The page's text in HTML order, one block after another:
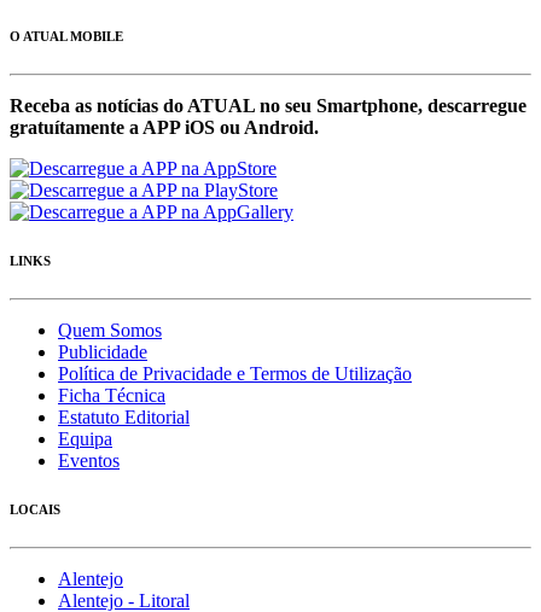
O ATUAL MOBILE
Receba as notícias do ATUAL no seu Smartphone, descarregue
gratuítamente a APP iOS ou Android.
LINKS
Quem Somos
Publicidade
Política de Privacidade e Termos de Utilização
Ficha Técnica
Estatuto Editorial
Equipa
Eventos
LOCAIS
Alentejo
Alentejo - Litoral